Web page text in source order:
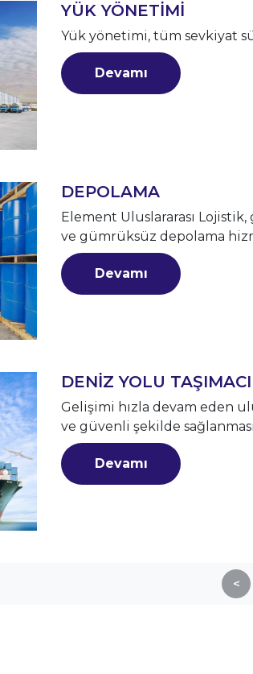
YÜK YÖNETİMİ
Yük yönetimi, tüm sevkiyat
Devamı
DEPOLAMA
Element Uluslararası
ve gümrüksüz depolama
Devamı
DENİZ YOLU
Gelişimi hızla devam eden
ve güvenli şekilde
Devamı